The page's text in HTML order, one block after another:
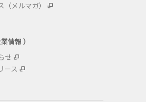
メルマガ）
情報 ）
せ
ース